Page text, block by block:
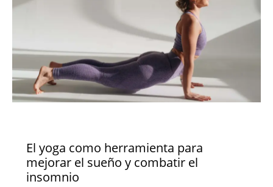
El yoga como herramienta para
mejorar el sueño y combatir el
insomnio